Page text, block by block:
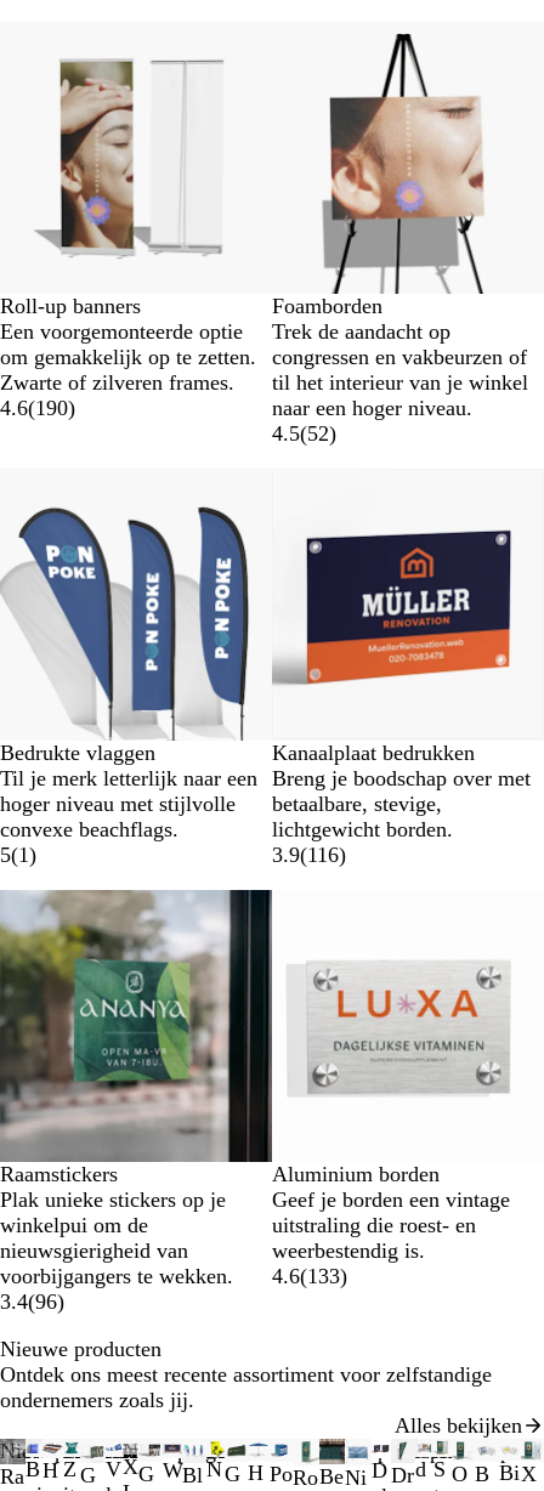
Roll-up banners
Een voorgemonteerde optie
om gemakkelijk op te zetten.
Zwarte of zilveren frames.
4.6(190)
Nieuwe opties
Foamborden
Trek de aandacht op
congressen en vakbeurzen of
til het interieur van je winkel
naar een hoger niveau.
4.5(52)
Bedrukte vlaggen
Til je merk letterlijk naar een
hoger niveau met stijlvolle
convexe beachflags.
5(1)
Kanaalplaat bedrukken
Breng je boodschap over met
betaalbare, stevige,
lichtgewicht borden.
3.9(116)
Nieuwe opties
Raamstickers
Plak unieke stickers op je
winkelpui om de
nieuwsgierigheid van
voorbijgangers te wekken.
3.4(96)
Aluminium borden
Geef je borden een vintage
uitstraling die roest- en
weerbestendig is.
4.6(133)
Nieuwe producten
Ontdek ons meest recente assortiment voor zelfstandige
ondernemers zoals jij.
Alles bekijken
Niet op voorraad
Ra
Nieuw
B
Nieuw
H
Nieuw
Z
Nieuw
G
Nieuw
V
Niet op voorraad
X
Nieuw
G
Nieuw
W
Lagere basisprijs
Bl NG H Po
Nieuwe opties
RoBe
Nieuwe opties
Ni DDr
Nieuwe opties
d S O B BiX
Dia's
1